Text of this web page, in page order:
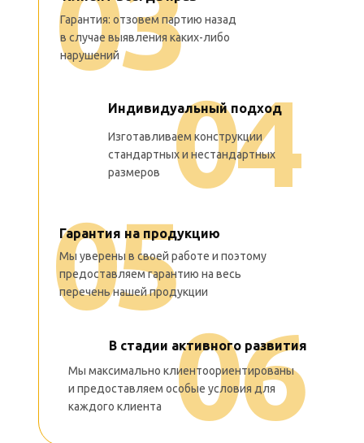
04
05
Изготавливаем конструкции
стандартных и нестандартных
размеров
Мы максимально
клиентоориентированы
и предоставляем особые условия
для каждого клиента
Мы уверены в своей работе и поэтому
предоставляем гарантию на весь
перечень нашей продукции
Гарантия: отзовем партию назад
в случае выявления каких-либо
нарушений
06
Индивидуальный подход
Гарантия на продукцию
В стадии активного развития
Мы максимально клиентоориентированы
и предоставляем особые условия для
каждого клиента